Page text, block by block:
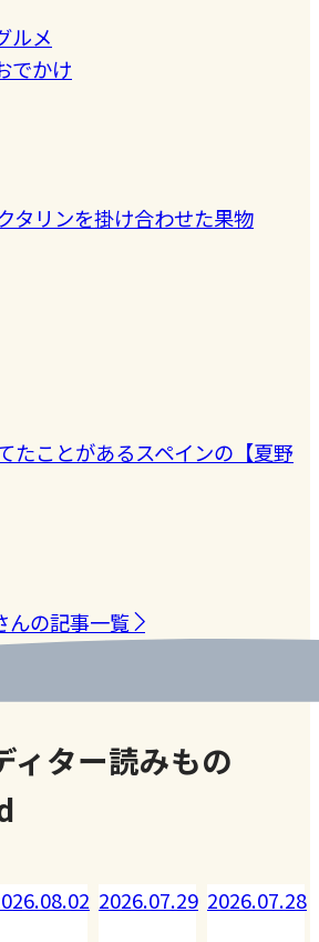
ルメ
でかけ
タリンを掛け合わせた果物
たことがあるスペインの【夏野
んの記事一覧
ィター読みもの
2026.07.29 2026.07.28